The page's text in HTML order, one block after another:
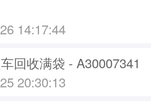
14:17:44
回收满袋 - A30007341
20:30:13